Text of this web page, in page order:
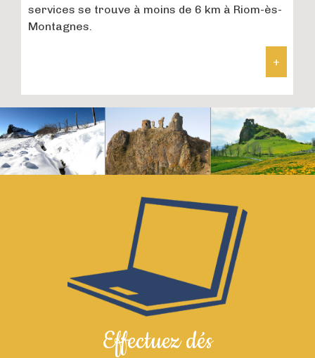
services se trouve à moins de 6 km à Riom-ès-
Montagnes.
+
Effectuez dés